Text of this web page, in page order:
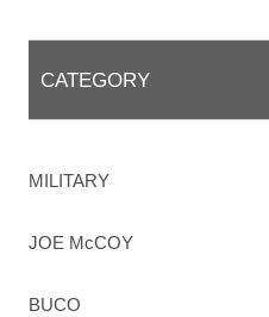
CATEGORY
MILITARY
JOE McCOY
BUCO